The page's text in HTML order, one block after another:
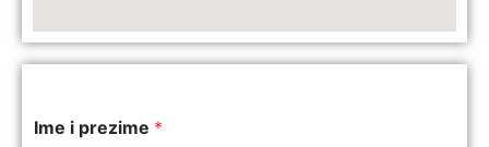
Ime i prezime *